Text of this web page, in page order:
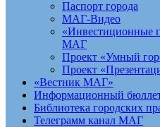
Паспорт города
МАГ-Видео
«Инвестиционные
МАГ
Проект «Умный
Проект
«Вестник МАГ»
Информационный
Библиотека городских
Телеграмм канал МАГ